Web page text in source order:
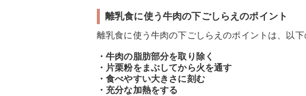
離乳食に使う牛肉の下ごしらえのポイント
離乳食に使う牛肉の下ごしらえのポイントは、以下
・牛肉の脂肪部分を取り除く
・片栗粉をまぶしてから火を通す
・食べやすい大きさに刻む
・充分な加熱をする